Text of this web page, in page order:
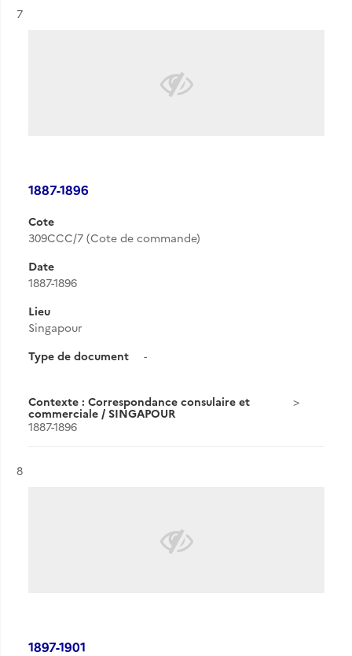
Résultat n°
7
1887-1896
Cote
309CCC/7 (Cote de commande)
Date
1887-1896
Lieu
Singapour
Type de document
-
Contexte : Correspondance consulaire et
commerciale / SINGAPOUR
1887-1896
Résultat n°
8
1897-1901